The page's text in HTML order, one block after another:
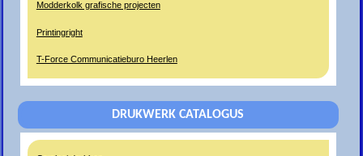
Modderkolk grafische projecten
Printingright
T-Force Communicatieburo Heerlen
DRUKWERK CATALOGUS